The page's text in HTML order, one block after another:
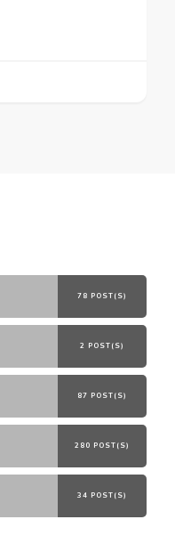
78 POST(S)
2 POST(S)
87 POST(S)
280 POST(S)
34 POST(S)